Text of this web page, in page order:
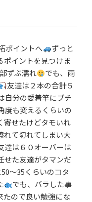
ポイントへ
ずっと
ポイントを見つけま
ずぶ濡れ
でも、雨
友達は２本の合計５
自分の愛着竿にブチ
度も変えるくらいの
寄せたけどタモいれ
れて切れてしまい大
達は６０オーバーは
せた友達がタマンだ
〜35くらいのコタ
でも、バラした事
たので良い勉強にな